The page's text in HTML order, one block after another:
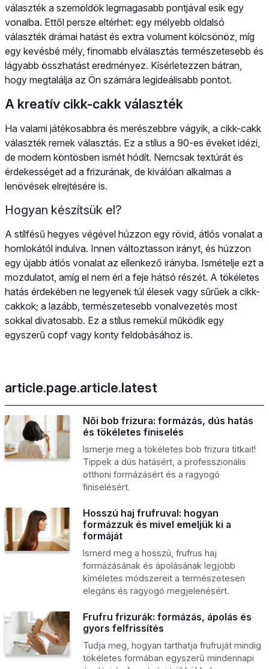
választék a szemöldök legmagasabb pontjával esik egy
vonalba. Ettől persze eltérhet: egy mélyebb oldalsó
választék drámai hatást és extra volument kölcsönöz, míg
egy kevésbé mély, finomabb elválasztás természetesebb és
lágyabb összhatást eredményez. Kísérletezzen bátran,
hogy megtalálja az Ön számára legideálisabb pontot.
A kreatív cikk-cakk választék
Ha valami játékosabbra és merészebbre vágyik, a cikk-cakk
választék remek választás. Ez a stílus a 90-es éveket idézi,
de modern köntösben ismét hódít. Nemcsak textúrát és
érdekességet ad a frizurának, de kiválóan alkalmas a
lenövések elrejtésére is.
Hogyan készítsük el?
A stílfésű hegyes végével húzzon egy rövid, átlós vonalat a
homlokától indulva. Innen változtasson irányt, és húzzon
egy újabb átlós vonalat az ellenkező irányba. Ismételje ezt a
mozdulatot, amíg el nem éri a feje hátsó részét. A tökéletes
hatás érdekében ne legyenek túl élesek vagy sűrűek a cikk-
cakkok; a lazább, természetesebb vonalvezetés most
sokkal divatosabb. Ez a stílus remekül működik egy
egyszerű copf vagy konty feldobásához is.
article.page.article.latest
Női bob frizura: formázás, dús hatás
és tökéletes finiselés
Ismerje meg a tökéletes bob frizura titkait!
Tippek a dús hatásért, a professzionális
otthoni formázásért és a ragyogó
finiselésért.
Hosszú haj frufruval: hogyan
formázzuk és mivel emeljük ki a
formáját
Ismerd meg a hosszú, frufrus haj
formázásának és ápolásának legjobb
kíméletes módszereit a természetesen
elegáns és ragyogó megjelenésért.
Frufru frizurák: formázás, ápolás és
gyors felfrissítés
Tudja meg, hogyan tarthatja frufruját mindig
tökéletes formában egyszerű mindennapi